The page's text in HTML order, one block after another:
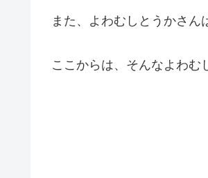
また、よわむしとうかさん
ここからは、そんなよわむ